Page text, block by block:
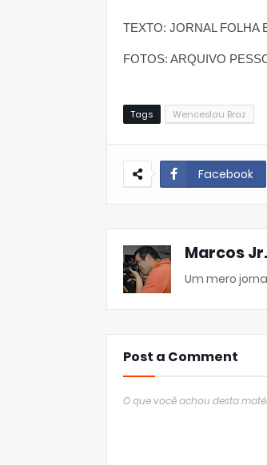
TEXTO: JORNAL FOLHA
FOTOS: ARQUIVO
Tags Wenceslau Braz
Facebook
Marcos Jr.
Um mero
Post a Comment
O que você achou desta